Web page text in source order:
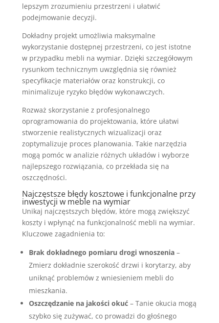
lepszym zrozumieniu przestrzeni i ułatwić
podejmowanie decyzji.
Dokładny projekt umożliwia maksymalne
wykorzystanie dostępnej przestrzeni, co jest istotne
w przypadku mebli na wymiar. Dzięki szczegółowym
rysunkom technicznym uwzględnia się również
specyfikacje materiałów oraz konstrukcji, co
minimalizuje ryzyko błędów wykonawczych.
Rozważ skorzystanie z profesjonalnego
oprogramowania do projektowania, które ułatwi
stworzenie realistycznych wizualizacji oraz
zoptymalizuje proces planowania. Takie narzędzia
mogą pomóc w analizie różnych układów i wyborze
najlepszego rozwiązania, co przekłada się na
oszczędności.
Najczęstsze błędy kosztowe i funkcjonalne przy
inwestycji w meble na wymiar
Unikaj najczęstszych błędów, które mogą zwiększyć
koszty i wpłynąć na funkcjonalność mebli na wymiar.
Kluczowe zagadnienia to:
Brak dokładnego pomiaru drogi wnoszenia–
Zmierz dokładnie szerokość drzwi i korytarzy, aby
uniknąć problemów z wniesieniem mebli do
mieszkania.
Oszczędzanie na jakości okuć– Tanie okucia mogą
szybko się zużywać, co prowadzi do głośnego